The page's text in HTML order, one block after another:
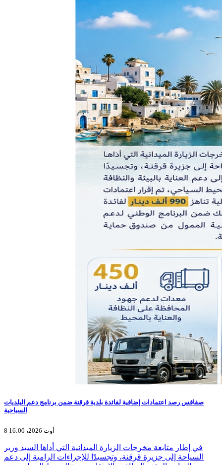
صفاقس رصد اعتمادات إضافية لفائدة بلدية قرقنة ضمن برنامج دعم البلديات
السياحية
8 أوت 2026، 16:00
في إطار متابعة مخرجات الزيارة الميدانية التي أداها السيد وزير
السياحة إلى جزيرة قرقنة، وتجسيدًا للإجراءات الرامية إلى دعم